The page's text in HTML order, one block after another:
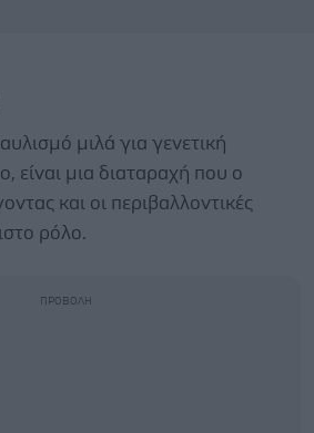
μιλά για γενετική
είναι μια διαταραχή που ο
και οι περιβαλλοντικές
ρόλο.